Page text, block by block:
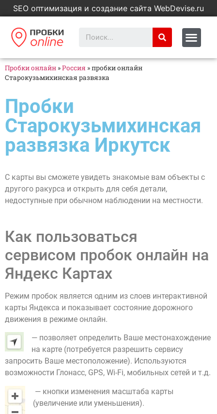
SEO оптимизация и создание сайта WebDevise.ru
Пробки онлайн »Россия »пробки онлайн
Старокузьмихинская развязка
Пробки
Старокузьмихинская
развязка Иркутск
С карты вы сможете увидеть знакомые вам объекты с
другого ракурса и открыть для себя детали,
недоступные при обычном наблюдении на местности.
Как пользоваться
сервисом пробок онлайн на
Яндекс Картах
Режим пробок является одним из слоев интерактивной
карты Яндекса и показывает состояние дорожного
движения в режиме онлайн.
— позволяет определить Ваше местонахождение
на карте (потребуется разрешить сервису
запросить Ваше местоположение). Используются
возможности Глонасс, GPS, Wi-Fi, мобильных сетей и т.д.
— кнопки изменения масштаба карты
(увеличение или уменьшения).